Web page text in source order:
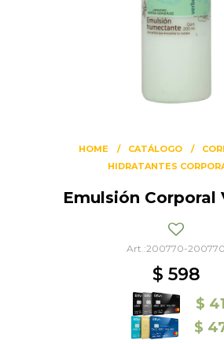
HOME CATÁLOGO
HIDRATANTES
Emulsión Corporal
200770-200770
$ 598
$
$